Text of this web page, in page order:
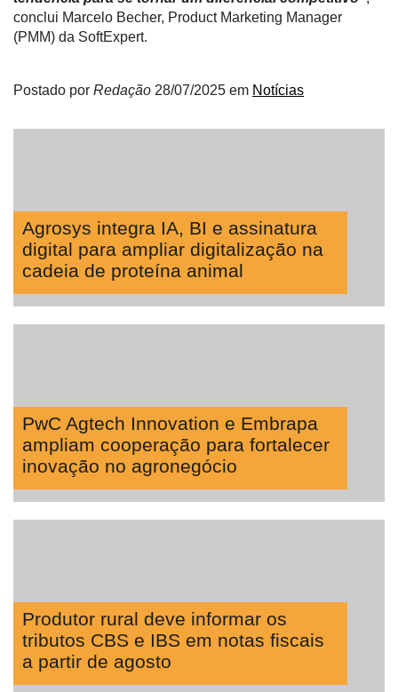
conclui Marcelo Becher, Product Marketing Manager
(PMM) da SoftExpert.
Postado por Redação 28/07/2025 em Notícias
Agrosys integra IA, BI e assinatura
digital para ampliar digitalização na
cadeia de proteína animal
PwC Agtech Innovation e Embrapa
ampliam cooperação para fortalecer
inovação no agronegócio
Produtor rural deve informar os
tributos CBS e IBS em notas fiscais
a partir de agosto